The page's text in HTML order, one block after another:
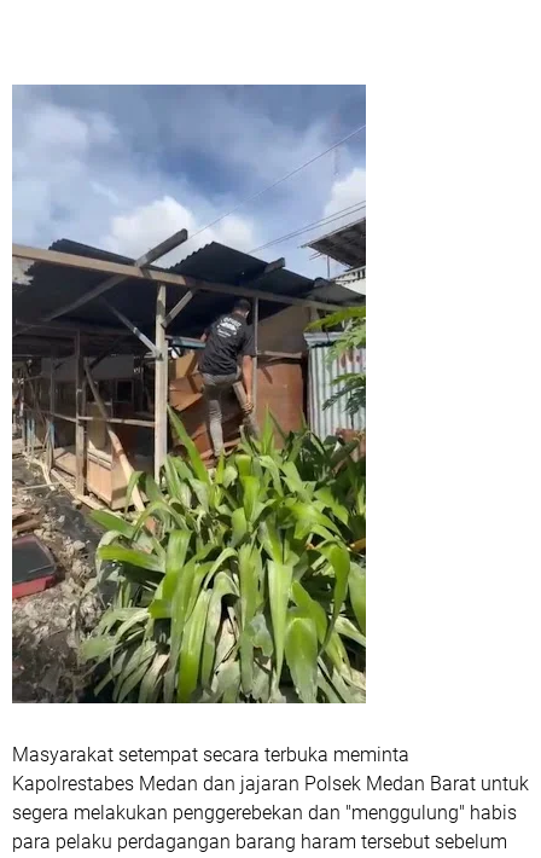
Masyarakat setempat secara terbuka meminta
Kapolrestabes Medan dan jajaran Polsek Medan Barat untuk
segera melakukan penggerebekan dan "menggulung" habis
para pelaku perdagangan barang haram tersebut sebelum